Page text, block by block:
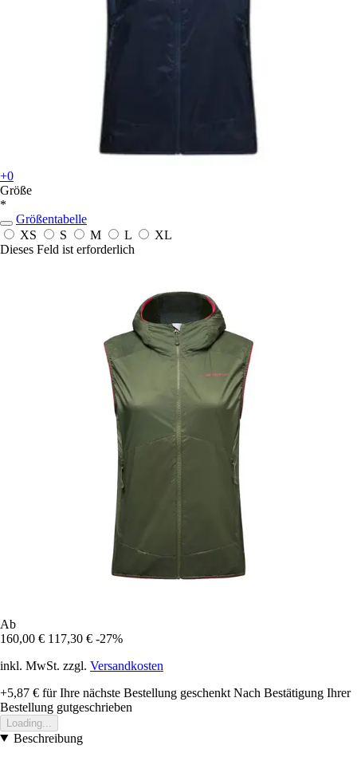
+0
Größe
*
Größentabelle
XS
S M L
XL
Dieses Feld ist erforderlich
Ab
160,00 € 117,30 € -27%
inkl. MwSt. zzgl. Versandkosten
+5,87 € für Ihre nächste Bestellung geschenkt Nach Bestätigung Ihrer
Bestellung gutgeschrieben
Loading...
Beschreibung